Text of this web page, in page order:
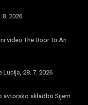
8. 2026
video The Door To An
Lucija, 28. 7. 2026
avtorsko skladbo Sijem